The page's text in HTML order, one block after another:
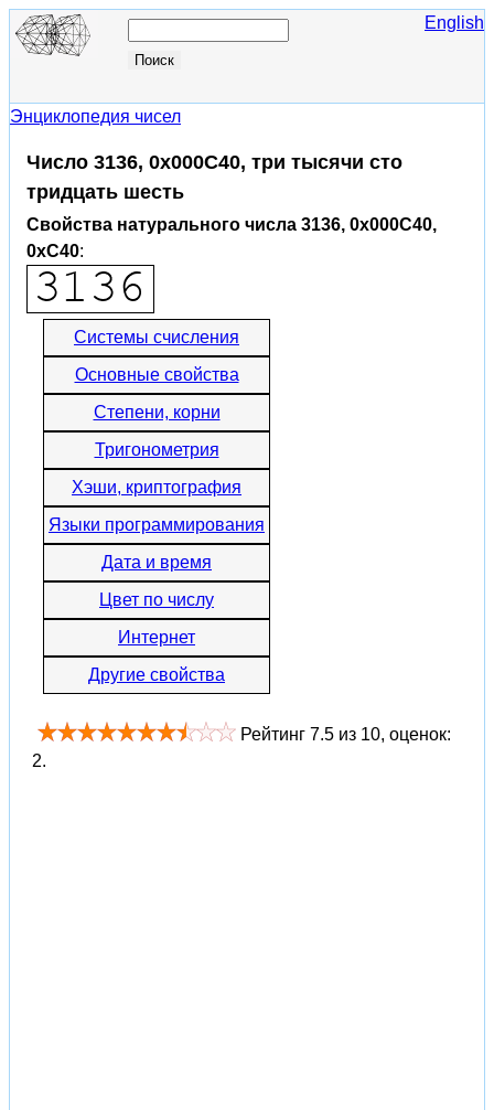
English
Энциклопедия чисел
Число 3136, 0x000C40, три тысячи сто
тридцать шесть
Свойства натурального числа 3136, 0x000C40,
0xC40:
Системы счисления
Основные свойства
Степени, корни
Тригонометрия
Хэши, криптография
Языки программирования
Дата и время
Цвет по числу
Интернет
Другие свойства
Рейтинг 7.5 из 10, оценок:
2.